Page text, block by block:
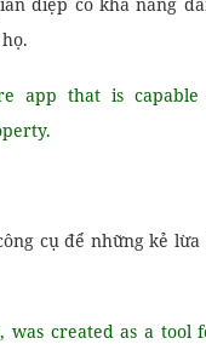
app that is
cụ để những kẻ
was created as a tool